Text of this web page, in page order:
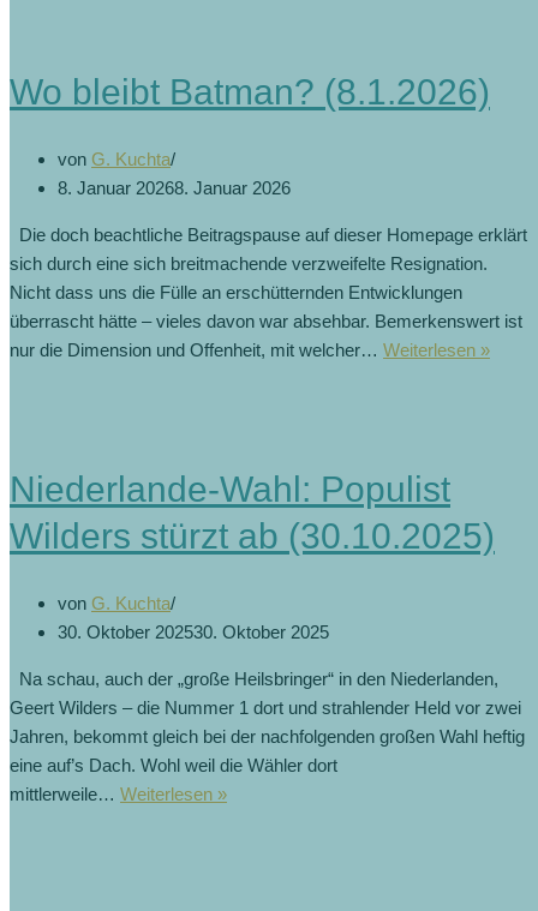
Wo bleibt Batman? (8.1.2026)
von G. Kuchta
8. Januar 20268. Januar 2026
Die doch beachtliche Beitragspause auf dieser Homepage erklärt
sich durch eine sich breitmachende verzweifelte Resignation.
Nicht dass uns die Fülle an erschütternden Entwicklungen
überrascht hätte – vieles davon war absehbar. Bemerkenswert ist
nur die Dimension und Offenheit, mit welcher… Weiterlesen »
Niederlande-Wahl: Populist
Wilders stürzt ab (30.10.2025)
von G. Kuchta
30. Oktober 202530. Oktober 2025
Na schau, auch der „große Heilsbringer“ in den Niederlanden,
Geert Wilders – die Nummer 1 dort und strahlender Held vor zwei
Jahren, bekommt gleich bei der nachfolgenden großen Wahl heftig
eine auf’s Dach. Wohl weil die Wähler dort
mittlerweile… Weiterlesen »